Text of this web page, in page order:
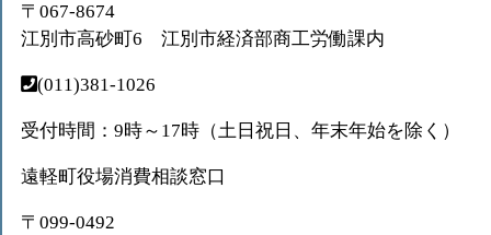
〒067-8674
江別市高砂町6 江別市経済部商工労働課内
(011)381-1026
受付時間：9時～17時（土日祝日、年末年始を除く）
遠軽町役場消費相談窓口
〒099-0492